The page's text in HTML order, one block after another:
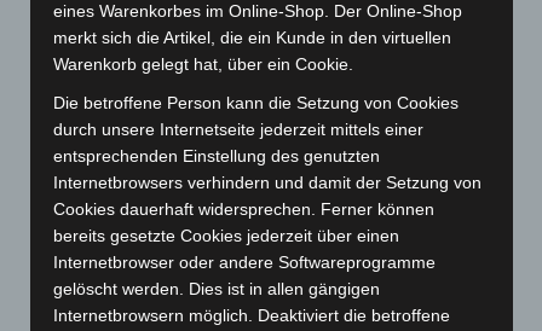
August 2024(107)
Juli 2024(89)
Juni 2024
(107)
Mai 2024(149)
April 2024(102)
März 2024(103)
Februar 2024(103)
Januar 2024(111)
Dezember 2023(130)
eines Warenkorbes im Online-Shop. Der Online-Shop
merkt sich die Artikel, die ein Kunde in den virtuellen
Warenkorb gelegt hat, über ein Cookie.
Die betroffene Person kann die Setzung von Cookies
durch unsere Internetseite jederzeit mittels einer
entsprechenden Einstellung des genutzten
Internetbrowsers verhindern und damit der Setzung von
Cookies dauerhaft widersprechen. Ferner können
bereits gesetzte Cookies jederzeit über einen
Internetbrowser oder andere Softwareprogramme
gelöscht werden. Dies ist in allen gängigen
Internetbrowsern möglich. Deaktiviert die betroffene